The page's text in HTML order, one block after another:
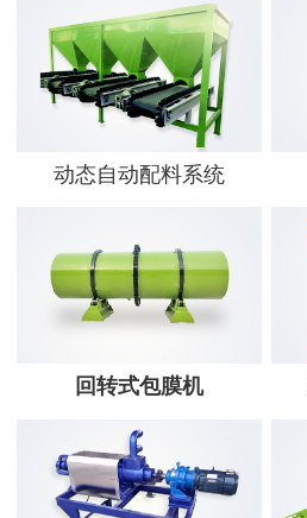
动态自动配料系统
回转式包膜机